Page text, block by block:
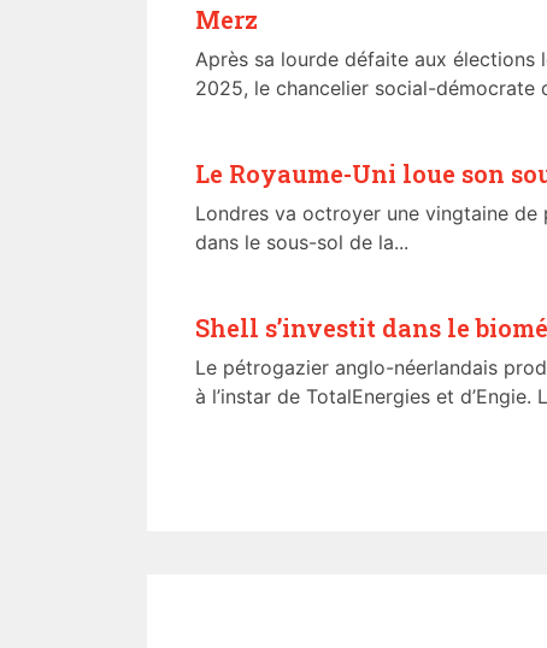
Merz
Après sa lourde défaite aux élections
2025, le chancelier social-démocrate
Le Royaume-Uni loue son
Londres va octroyer une vingtaine de
dans le sous-sol de la...
Shell s’investit dans le
Le pétrogazier anglo-néerlandais
à l’instar de TotalEnergies et d’Engie.